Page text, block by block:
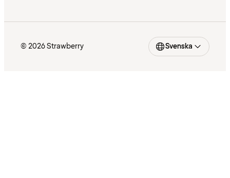
© 2026 Strawberry Svenska